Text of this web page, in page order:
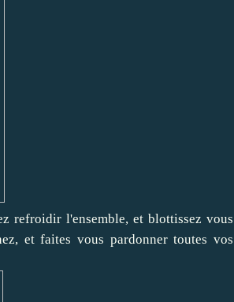
refroidir l'ensemble, et blottissez vous
et faites vous pardonner toutes vos